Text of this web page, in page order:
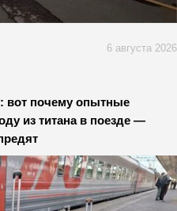
6 августа 2026
вот почему опытные
из титана в поезде —